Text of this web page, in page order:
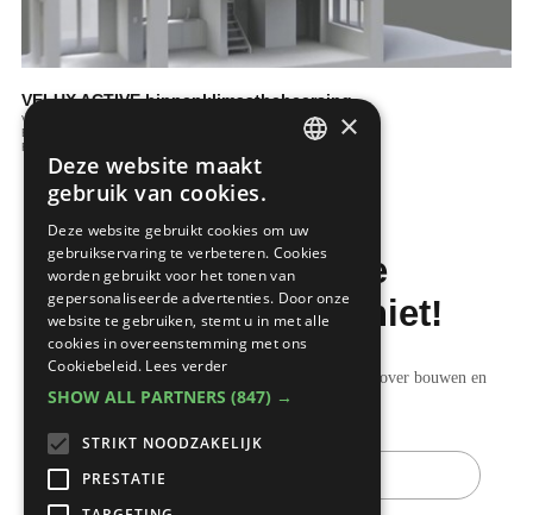
VELUX ACTIVE binnenklimaatbeheersing
Ventileren
Binnenafwerking
Raamaankleding
Mis de laatste
bouwnieuwtjes niet!
Ontvang onze wekelijkse updates vol nuttige tips over bouwen en
verbouwen.
E-
mail
×
Deze website maakt
gebruik van cookies.
Deze website gebruikt cookies om uw
gebruikservaring te verbeteren. Cookies
worden gebruikt voor het tonen van
gepersonaliseerde advertenties. Door onze
website te gebruiken, stemt u in met alle
cookies in overeenstemming met ons
Cookiebeleid. Lees verder
SHOW ALL PARTNERS (847) →
STRIKT NOODZAKELIJK
PRESTATIE